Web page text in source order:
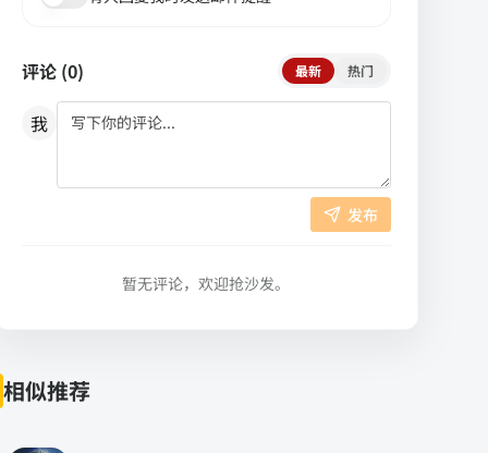
评论 (0) 最新 热门
我
发布
暂无评论，欢迎抢沙发。
相似推荐